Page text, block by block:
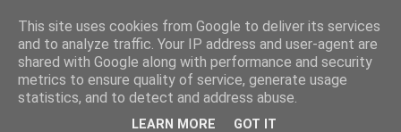
Μαθαίνοντας
διαφορετικά...
This site uses cookies from Google to deliver its services
and to analyze traffic. Your IP address and user-agent are
shared with Google along with performance and security
metrics to ensure quality of service, generate usage
statistics, and to detect and address abuse.
LEARN MORE GOT IT